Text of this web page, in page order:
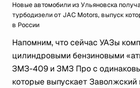
Новые автомобили из Ульяновска
турбодизели от JAC Motors, выпуск
в России
Напомним, что сейчас УАЗы
цилиндровыми бензиновыми
ЗМЗ-409 и ЗМЗ Про с
которые выпускает